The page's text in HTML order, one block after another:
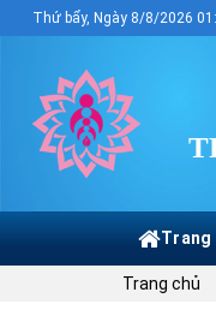
Skip
to
content
Thứ bẩy, Ngày 8/8/2026
Trang
Trang chủ